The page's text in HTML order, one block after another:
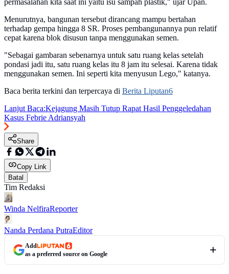
Menurutnya, bangunan tersebut dirancang mampu bertahan
terhadap gempa hingga 8 SR. Proses pembangunannya pun relatif
cepat karena blok disusun tanpa menggunakan semen.
"Sebagai gambaran sebenarnya untuk satu ruang kelas setelah
pondasi jadi itu, satu ruang kelas itu 8 jam itu selesai. Karena tidak
menggunakan semen. Ini seperti kita menyusun Lego," katanya.
Baca berita terkini dan terpercaya di Berita Liputan6
Lanjut Baca:Kejagung Masih Tutup Rapat Hasil Penggeledahan
Kasus Febrie Adriansyah
Share
Copy Link
Batal
Tim Redaksi
Winda NelfiraReporter
Nanda Perdana PutraEditor
Add
as a preferred source on Google